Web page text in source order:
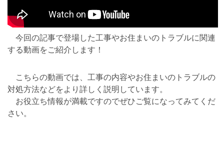
今回の記事で登場した工事やお住まいのトラブルに関連
する動画をご紹介します！
こちらの動画では、工事の内容やお住まいのトラブルの
対処方法などをより詳しく説明しています。
お役立ち情報が満載ですのでぜひご覧になってみてくだ
さい。